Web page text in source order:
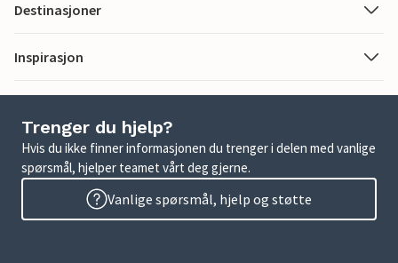
Destinasjoner
Inspirasjon
Trenger du hjelp?
Hvis du ikke finner informasjonen du trenger i delen med vanlige
spørsmål, hjelper teamet vårt deg gjerne.
Vanlige spørsmål, hjelp og støtte